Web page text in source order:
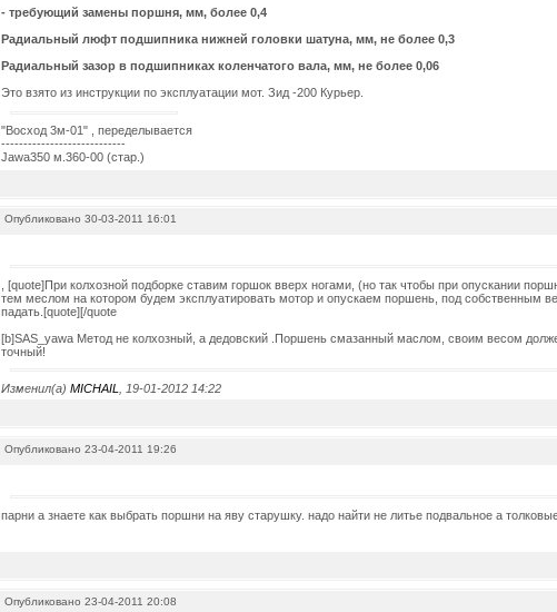
- требующий замены поршня, мм, более 0,4
Радиальный люфт подшипника нижней головки шатуна, мм, не более 0,3
Радиальный зазор в подшипниках коленчатого вала, мм, не более 0,06
Это взято из инструкции по эксплуатации мот. Зид -200 Курьер.
"Восход 3м-01" , переделывается
----------------------------
Jawa350 м.360-00 (стар.)
Опубликовано 30-03-2011 16:01
, [quote]При колхозной подборке ставим горшок вверх ногами, (но так чтобы при опускании
тем меслом на котором будем эксплуатировать мотор и опускаем поршень, под собственным
падать.[quote][/quote
[b]SAS_yawa Метод не колхозный, а дедовский .Поршень смазанный маслом, своим весом
точный!
Изменил(а) MICHAIL , 19-01-2012 14:22
Опубликовано 23-04-2011 19:26
парни а знаете как выбрать поршни на яву старушку. надо найти не литье подвальное а
Опубликовано 23-04-2011 20:08